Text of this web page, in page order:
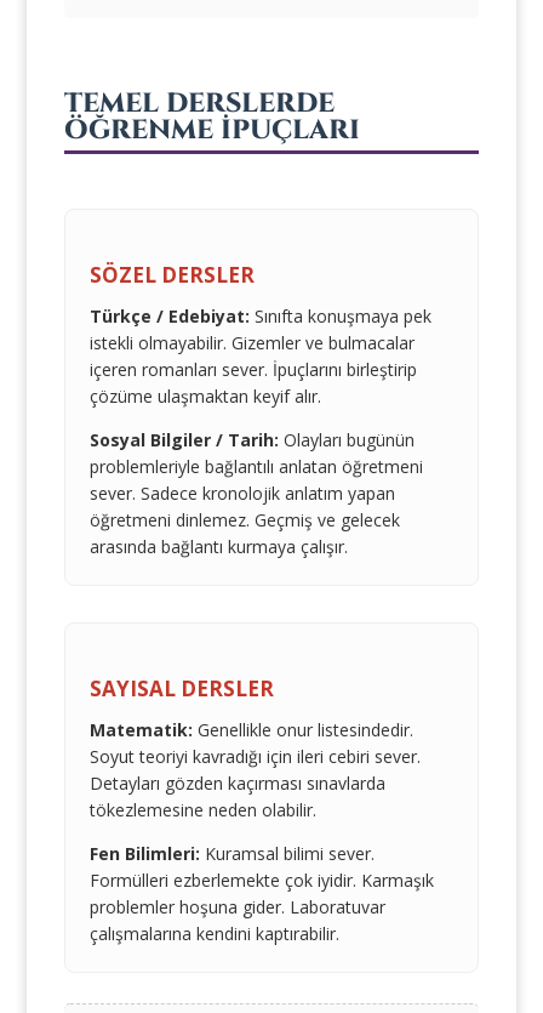
TEMEL DERSLERDE
ÖĞRENME İPUÇLARI
SÖZEL DERSLER
Türkçe / Edebiyat: Sınıfta konuşmaya pek
istekli olmayabilir. Gizemler ve bulmacalar
içeren romanları sever. İpuçlarını birleştirip
çözüme ulaşmaktan keyif alır.
Sosyal Bilgiler / Tarih: Olayları bugünün
problemleriyle bağlantılı anlatan öğretmeni
sever. Sadece kronolojik anlatım yapan
öğretmeni dinlemez. Geçmiş ve gelecek
arasında bağlantı kurmaya çalışır.
SAYISAL DERSLER
Matematik: Genellikle onur listesindedir.
Soyut teoriyi kavradığı için ileri cebiri sever.
Detayları gözden kaçırması sınavlarda
tökezlemesine neden olabilir.
Fen Bilimleri: Kuramsal bilimi sever.
Formülleri ezberlemekte çok iyidir. Karmaşık
problemler hoşuna gider. Laboratuvar
çalışmalarına kendini kaptırabilir.